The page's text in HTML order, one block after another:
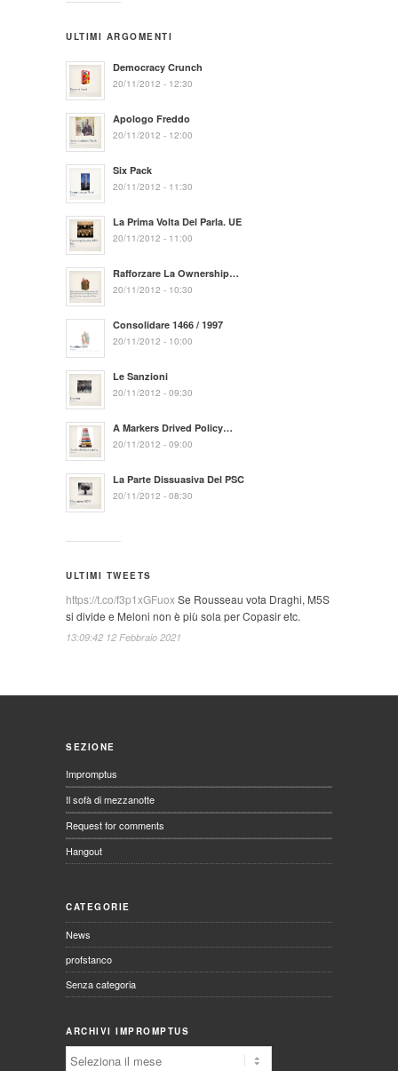
ULTIMI ARGOMENTI
Democracy Crunch
20/11/2012 - 12:30
Apologo Freddo
20/11/2012 - 12:00
Six Pack
20/11/2012 - 11:30
La Prima Volta Del Parla. UE
20/11/2012 - 11:00
Rafforzare La Ownership…
20/11/2012 - 10:30
Consolidare 1466 / 1997
20/11/2012 - 10:00
Le Sanzioni
20/11/2012 - 09:30
A Markers Drived Policy…
20/11/2012 - 09:00
La Parte Dissuasiva Del PSC
20/11/2012 - 08:30
ULTIMI TWEETS
https://t.co/f3p1xGFuoxSe Rousseau vota Draghi, M5S
si divide e Meloni non è più sola per Copasir etc.
13:09:42 12 Febbraio 2021
SEZIONE
Impromptus
Il sofà di mezzanotte
Request for comments
Hangout
CATEGORIE
News
profstanco
Senza categoria
ARCHIVI IMPROMPTUS
Archivi